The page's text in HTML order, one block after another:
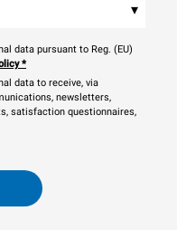
▾
data pursuant to Reg. (EU)
*
data to receive, via
newsletters,
satisfaction questionnaires,